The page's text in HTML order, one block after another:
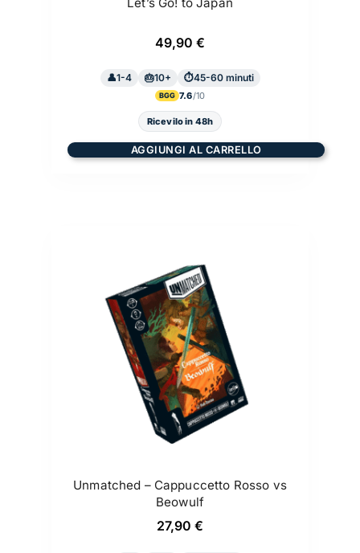
49,90 €
1-4 10+ 45-60 minuti
BGG 7.6
Ricevilo in 48h
AGGIUNGI AL CARRELLO
Unmatched – Cappuccetto Rosso vs
Beowulf
27,90 €